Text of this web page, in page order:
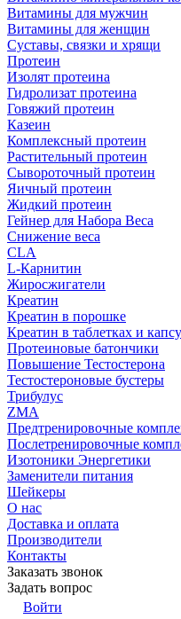
Витамины для мужчин
Витамины для женщин
Суставы, связки и хрящи
Протеин
Изолят протеина
Гидролизат протеина
Говяжий протеин
Казеин
Комплексный протеин
Растительный протеин
Сывороточный протеин
Яичный протеин
Жидкий протеин
Гейнер для Набора Веса
Снижение веса
CLA
L-Карнитин
Жиросжигатели
Креатин
Креатин в порошке
Креатин в таблетках и
Протеиновые батончики
Повышение Тестостерона
Тестостероновые бустеры
Трибулус
ZMA
Предтренировочные
Послетренировочные
Изотоники Энергетики
Заменители питания
Шейкеры
О нас
Доставка и оплата
Производители
Контакты
Заказать звонок
Задать вопрос
Войти